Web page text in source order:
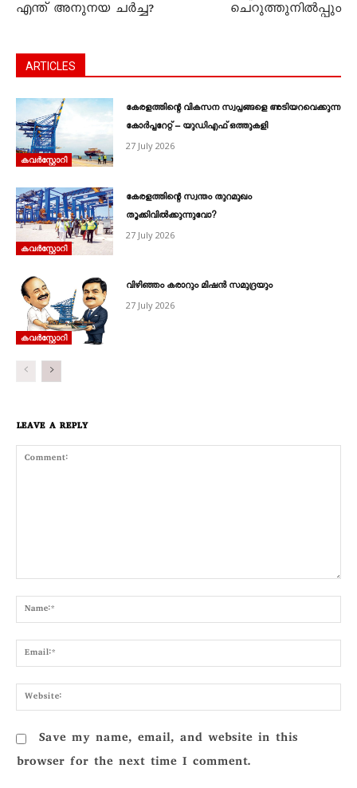
എന്ത് അനുനയ ചർച്ച?
ചെറുത്തുനിൽപ്പും
ARTICLES
കവര്‍സ്റ്റോറി
കേരളത്തിന്റെ വികസന സ്വപ്നങ്ങളെ അടിയറവെക്കുന്ന
കോർപ്പറേറ്റ് – യുഡിഎഫ് ഒത്തുകളി
27 July 2026
കവര്‍സ്റ്റോറി
കേരളത്തിന്റെ സ്വന്തം തുറമുഖം
തൂക്കിവിൽക്കുന്നുവോ?
27 July 2026
കവര്‍സ്റ്റോറി
വിഴിഞ്ഞം കരാറും മിഷൻ സമുദ്രയും
27 July 2026
LEAVE A REPLY
Save my name, email, and website in this
browser for the next time I comment.